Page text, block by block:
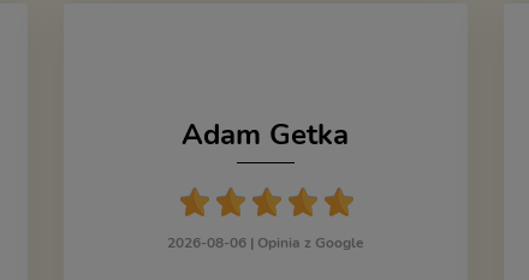
Adam Getka
2026-08-06 | Opinia z Google